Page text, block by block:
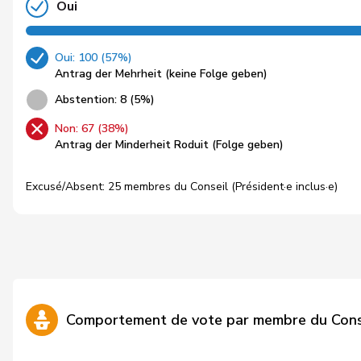
Oui
Oui: 100 (57%)
Antrag der Mehrheit (keine Folge geben)
Abstention: 8 (5%)
Non: 67 (38%)
Antrag der Minderheit Roduit (Folge geben)
Excusé/Absent: 25 membres du Conseil (Président·e inclus·e)
Comportement de vote par membre du